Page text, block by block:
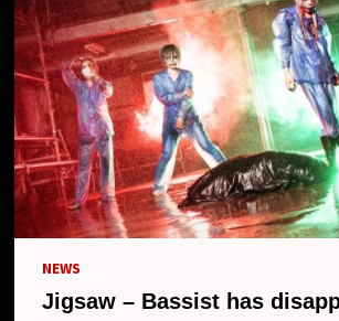
NEWS
Jigsaw – Bassist has